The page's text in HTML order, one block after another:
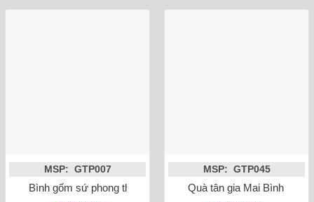
MSP: GTP007
Bình gốm sứ phong thủy tỏi chim công đắp nổi màu đen
MSP: GTP045
Quà tân gia Mai Bình tích